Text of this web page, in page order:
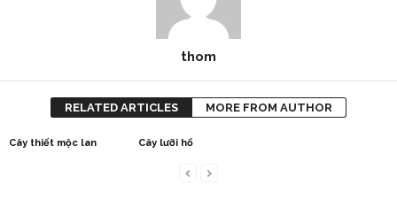
thom
RELATED ARTICLES MORE FROM AUTHOR
Cây thiết mộc lan Cây lưỡi hổ